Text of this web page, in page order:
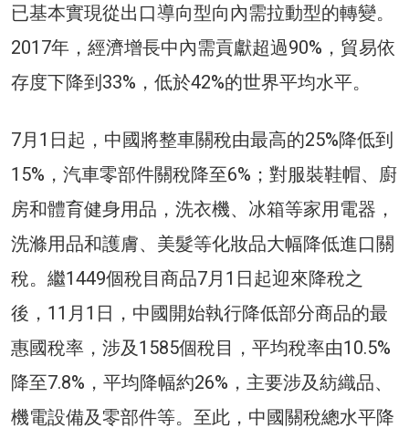
已基本實現從出口導向型向內需拉動型的轉變。
2017年，經濟增長中內需貢獻超過90%，貿易依
存度下降到33%，低於42%的世界平均水平。
7月1日起，中國將整車關稅由最高的25%降低到
15%，汽車零部件關稅降至6%；對服裝鞋帽、廚
房和體育健身用品，洗衣機、冰箱等家用電器，
洗滌用品和護膚、美髮等化妝品大幅降低進口關
稅。繼1449個稅目商品7月1日起迎來降稅之
後，11月1日，中國開始執行降低部分商品的最
惠國稅率，涉及1585個稅目，平均稅率由10.5%
降至7.8%，平均降幅約26%，主要涉及紡織品、
機電設備及零部件等。至此，中國關稅總水平降